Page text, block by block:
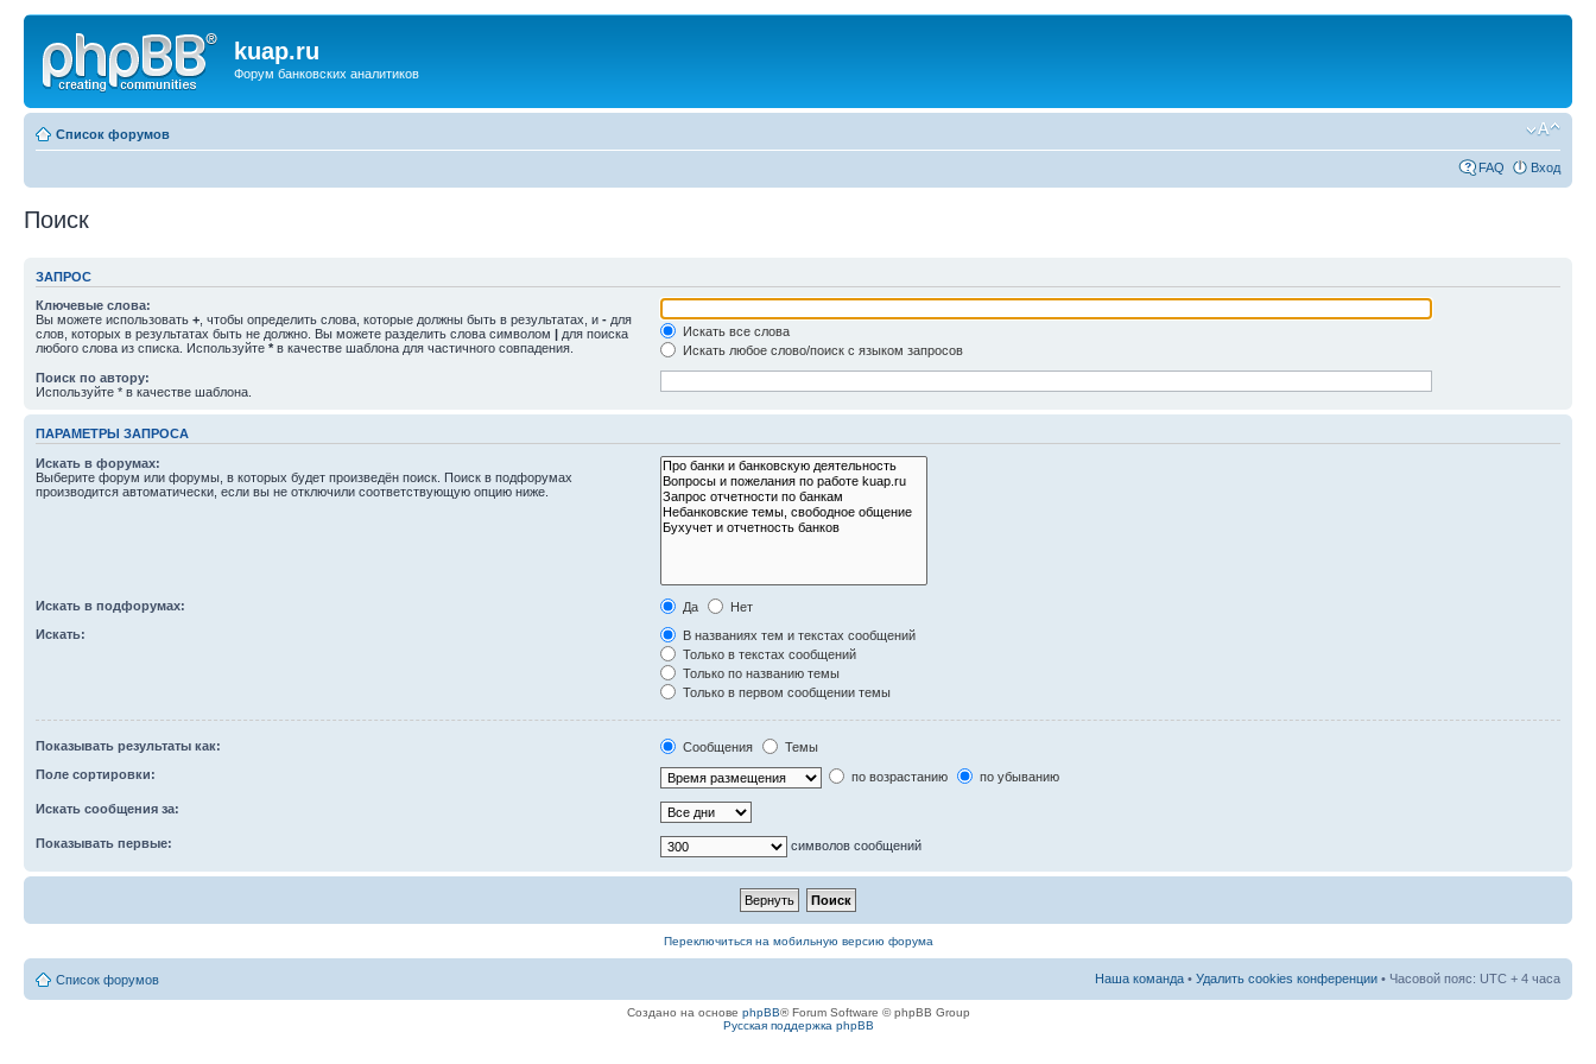
kuap.ru
Форум банковских аналитиков
Список форумов
FAQ Вход
Поиск
ЗАПРОС
Ключевые слова:
Вы можете использовать + , чтобы определить слова, которые должны быть в результатах, и - для
слов, которых в результатах быть не должно. Вы можете разделить слова символом | для поиска
любого слова из списка. Используйте * в качестве шаблона для частичного совпадения.
Искать все слова
Искать любое слово/поиск с языком запросов
Поиск по автору:
Используйте * в качестве шаблона.
ПАРАМЕТРЫ ЗАПРОСА
Искать в форумах:
Выберите форум или форумы, в которых будет произведён поиск. Поиск в подфорумах
производится автоматически, если вы не отключили соответствующую опцию ниже.
Искать в подфорумах: Да
Нет
Искать:
В названиях тем и текстах сообщений
Только в текстах сообщений
Только по названию темы
Только в первом сообщении темы
Показывать результаты как: Сообщения
Темы
Поле сортировки:
по возрастанию по убыванию
Искать сообщения за:
Показывать первые: символов сообщений
Переключиться на мобильную версию форума
Список форумов Наша команда • Удалить cookies конференции • Часовой пояс: UTC + 4 часа
Создано на основе phpBB® Forum Software © phpBB Group
Русская поддержка phpBB